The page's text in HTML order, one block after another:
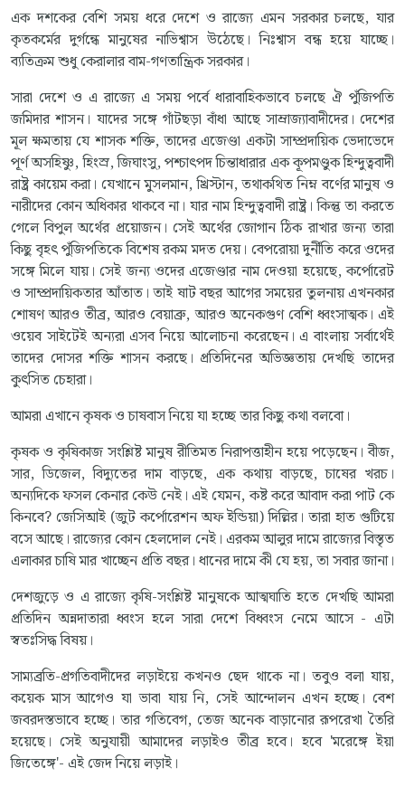
এক দশকের বেশি সময় ধরে দেশে ও রাজ্যে এমন সরকার চলছে, যার
কৃতকর্মের দুর্গন্ধে মানুষের নাভিশ্বাস উঠেছে। নিঃশ্বাস বন্ধ হয়ে যাচ্ছে।
ব্যতিক্রম শুধু কেরালার বাম-গণতান্ত্রিক সরকার।
সারা দেশে ও এ রাজ্যে এ সময় পর্বে ধারাবাহিকভাবে চলছে ঐ পুঁজিপতি
জমিদার শাসন। যাদের সঙ্গে গাঁটছড়া বাঁধা আছে সাম্রাজ্যাবাদীদের। দেশের
মূল ক্ষমতায় যে শাসক শক্তি, তাদের এজেণ্ডা একটা সাম্প্রদায়িক ভেদাভেদে
পূর্ণ অসহিষ্ণু, হিংস্র, জিঘাংসু, পশ্চাৎপদ চিন্তাধারার এক কূপমণ্ডুক হিন্দুত্ববাদী
রাষ্ট্র কায়েম করা। যেখানে মুসলমান, খ্রিস্টান, তথাকথিত নিম্ন বর্ণের মানুষ ও
নারীদের কোন অধিকার থাকবে না। যার নাম হিন্দুত্ববাদী রাষ্ট্র। কিন্তু তা করতে
গেলে বিপুল অর্থের প্রয়োজন। সেই অর্থের জোগান ঠিক রাখার জন্য তারা
কিছু বৃহৎ পুঁজিপতিকে বিশেষ রকম মদত দেয়। বেপরোয়া দুর্নীতি করে ওদের
সঙ্গে মিলে যায়। সেই জন্য ওদের এজেণ্ডার নাম দেওয়া হয়েছে, কর্পোরেট
ও সাম্প্রদায়িকতার আঁতাত। তাই ষাট বছর আগের সময়ের তুলনায় এখনকার
শোষণ আরও তীব্র, আরও বেয়াব্রু, আরও অনেকগুণ বেশি ধ্বংসাত্মক। এই
ওয়েব সাইটেই অন্যরা এসব নিয়ে আলোচনা করেছেন। এ বাংলায় সর্বার্থেই
তাদের দোসর শক্তি শাসন করছে। প্রতিদিনের অভিজ্ঞতায় দেখছি তাদের
কুৎসিত চেহারা।
আমরা এখানে কৃষক ও চাষবাস নিয়ে যা হচ্ছে তার কিছু কথা বলবো।
কৃষক ও কৃষিকাজ সংশ্লিষ্ট মানুষ রীতিমত নিরাপত্তাহীন হয়ে পড়েছেন। বীজ,
সার, ডিজেল, বিদ্যুতের দাম বাড়ছে, এক কথায় বাড়ছে, চাষের খরচ।
অন্যদিকে ফসল কেনার কেউ নেই। এই যেমন, কষ্ট করে আবাদ করা পাট কে
কিনবে? জেসিআই (জুট কর্পোরেশন অফ ইন্ডিয়া) দিল্লির। তারা হাত গুটিয়ে
বসে আছে। রাজ্যের কোন হেলদোল নেই। এরকম আলুর দামে রাজ্যের বিস্তৃত
এলাকার চাষি মার খাচ্ছেন প্রতি বছর। ধানের দামে কী যে হয়, তা সবার জানা।
দেশজুড়ে ও এ রাজ্যে কৃষি-সংশ্লিষ্ট মানুষকে আত্মঘাতি হতে দেখছি আমরা
প্রতিদিন অন্নদাতারা ধ্বংস হলে সারা দেশে বিধ্বংস নেমে আসে - এটা
স্বতঃসিদ্ধ বিষয়।
সাম্যব্রতি-প্রগতিবাদীদের লড়াইয়ে কখনও ছেদ থাকে না। তবুও বলা যায়,
কয়েক মাস আগেও যা ভাবা যায় নি, সেই আন্দোলন এখন হচ্ছে। বেশ
জবরদস্তভাবে হচ্ছে। তার গতিবেগ, তেজ অনেক বাড়ানোর রূপরেখা তৈরি
হয়েছে। সেই অনুযায়ী আমাদের লড়াইও তীব্র হবে। হবে 'মরেঙ্গে ইয়া
জিতেঙ্গে'- এই জেদ নিয়ে লড়াই।